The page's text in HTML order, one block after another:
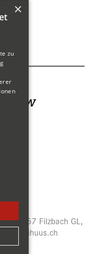
CH-8757 Filzbach GL,
×
zu